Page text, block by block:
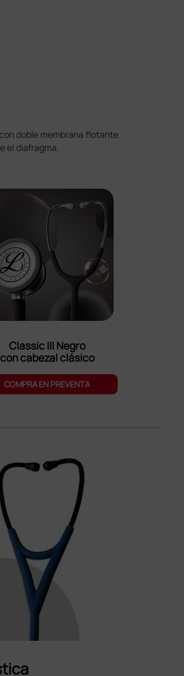
doble membrana flotante
el diafragma.
Classic III Negro
con cabezal clásico
COMPRA EN PREVENTA